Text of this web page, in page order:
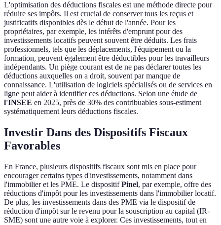
L'optimisation des déductions fiscales est une méthode directe pour
réduire ses impôts. Il est crucial de conserver tous les reçus et
justificatifs disponibles dès le début de l'année. Pour les
propriétaires, par exemple, les intérêts d'emprunt pour des
investissements locatifs peuvent souvent être déduits. Les frais
professionnels, tels que les déplacements, l'équipement ou la
formation, peuvent également être déductibles pour les travailleurs
indépendants. Un piège courant est de ne pas déclarer toutes les
déductions auxquelles on a droit, souvent par manque de
connaissance. L'utilisation de logiciels spécialisés ou de services en
ligne peut aider à identifier ces déductions. Selon une étude de
l'INSEE en 2025, près de 30% des contribuables sous-estiment
systématiquement leurs déductions fiscales.
Investir Dans des Dispositifs Fiscaux
Favorables
En France, plusieurs dispositifs fiscaux sont mis en place pour
encourager certains types d'investissements, notamment dans
l'immobilier et les PME. Le dispositifPinel, par exemple, offre des
réductions d'impôt pour les investissements dans l'immobilier locatif.
De plus, les investissements dans des PME via le dispositif de
réduction d'impôt sur le revenu pour la souscription au capital (IR-
SME) sont une autre voie à explorer. Ces investissements, tout en